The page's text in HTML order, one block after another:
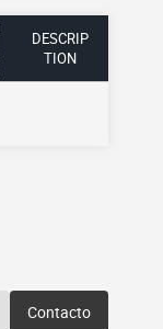
DESCRIP
TION
Contacto